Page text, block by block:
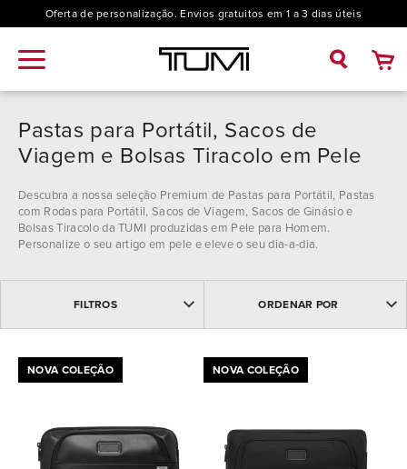
Oferta de personalização. Envios gratuitos em 1 a 3 dias úteis
Pastas para Portátil, Sacos de
Viagem e Bolsas Tiracolo em Pele
Descubra a nossa seleção Premium de Pastas para Portátil, Pastas
com Rodas para Portátil, Sacos de Viagem, Sacos de Ginásio e
Bolsas Tiracolo da TUMI produzidas em Pele para Homem.
Personalize o seu artigo em pele e eleve o seu dia-a-dia.
FILTROS
Coleção
Alpha Bravo (1)
Harrisson (6)
Modelo
Bolsas (2)
Pasta (14)
Preço
ORDENAR POR
MAIS RECENTES
NOME: ASCENDENTE
PREÇO DESCENDENTE
PREÇO ASCENDENTE
NOVA COLEÇÃO NOVA COLEÇÃO